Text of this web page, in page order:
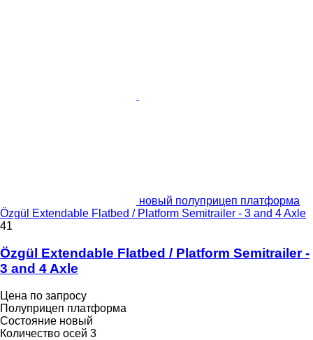
новый полуприцеп платформа
Özgül Extendable Flatbed / Platform Semitrailer - 3 and 4 Axle
41
Özgül Extendable Flatbed / Platform Semitrailer -
3 and 4 Axle
Цена по запросу
Полуприцеп платформа
Состояние новый
Количество осей 3